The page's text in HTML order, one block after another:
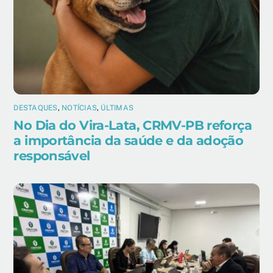
DESTAQUES, NOTÍCIAS, ÚLTIMAS
No Dia do Vira-Lata, CRMV-PB reforça
a importância da saúde e da adoção
responsável